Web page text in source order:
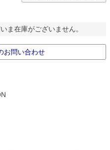
ま在庫がございません。
お問い合わせ